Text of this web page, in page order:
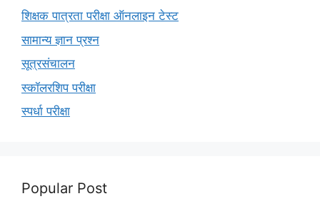
शिक्षक पात्रता परीक्षा ऑनलाइन टेस्ट
सामान्य ज्ञान प्रश्न
सूत्रसंचालन
स्कॉलरशिप परीक्षा
स्पर्धा परीक्षा
Popular Post